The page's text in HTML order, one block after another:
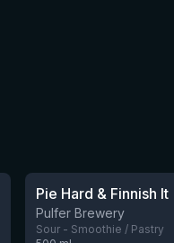
Pie Hard & Finnish It
Pulfer Brewery
Sour - Smoothie / Pastry